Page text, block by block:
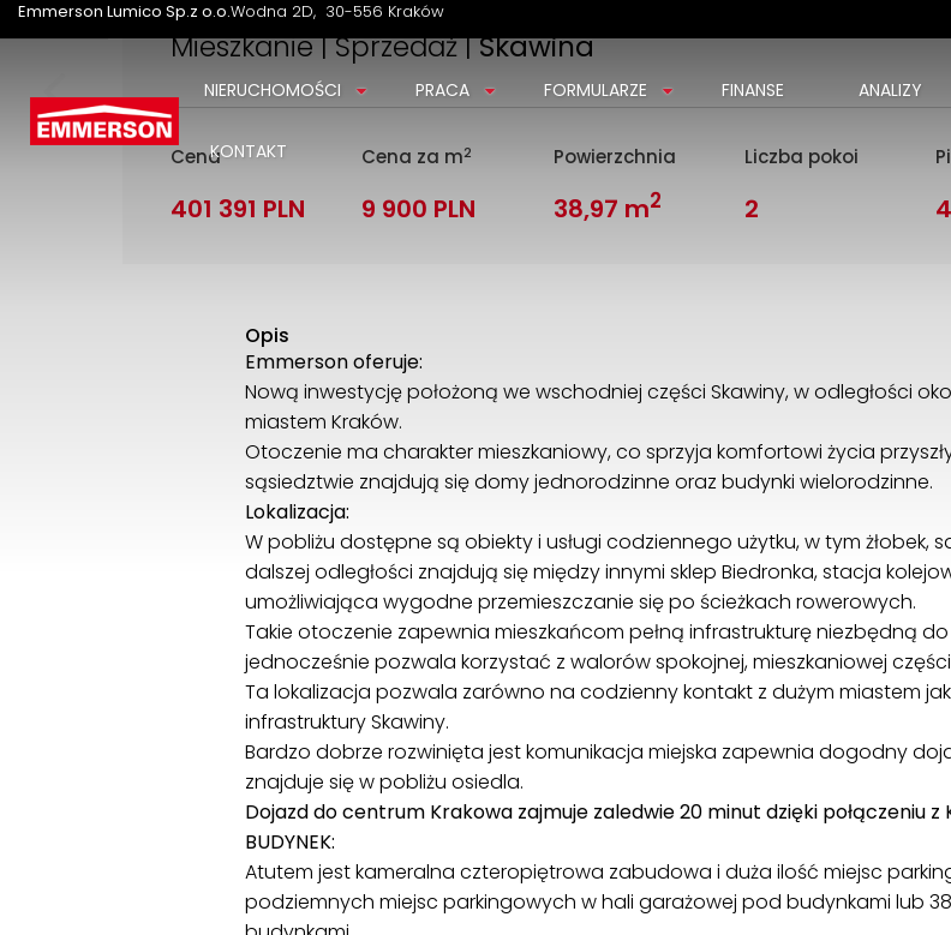
Emmerson Lumico Sp.z o.o.Wodna 2D 30-556 Kraków
NIERUCHOMOŚCI PRACA FORMULARZE FINANSE ANALIZY
KONTAKT
Mieszkanie | Sprzedaż |Skawina
Cena
401 391 PLN
Cena za m2
9 900 PLN
Powierzchnia
38,97 m2
Liczba pokoi
2
Opis
Emmerson oferuje:
Nową inwestycję położoną we wschodniej części Skawiny, w odległości
miastem Kraków.
Otoczenie ma charakter mieszkaniowy, co sprzyja komfortowi życia
sąsiedztwie znajdują się domy jednorodzinne oraz budynki wielorodzinne.
Lokalizacja:
W pobliżu dostępne są obiekty i usługi codziennego użytku, w tym żłobek,
dalszej odległości znajdują się między innymi sklep Biedronka, stacja
umożliwiająca wygodne przemieszczanie się po ścieżkach rowerowych.
Takie otoczenie zapewnia mieszkańcom pełną infrastrukturę niezbędną
jednocześnie pozwala korzystać z walorów spokojnej, mieszkaniowej
Ta lokalizacja pozwala zarówno na codzienny kontakt z dużym miastem
infrastruktury Skawiny.
Bardzo dobrze rozwinięta jest komunikacja miejska zapewnia dogodny
znajduje się w pobliżu osiedla.
Dojazd do centrum Krakowa zajmuje zaledwie 20 minut dzięki połączeniu
BUDYNEK:
Atutem jest kameralna czteropiętrowa zabudowa i duża ilość miejsc
podziemnych miejsc parkingowych w hali garażowej pod budynkami lub